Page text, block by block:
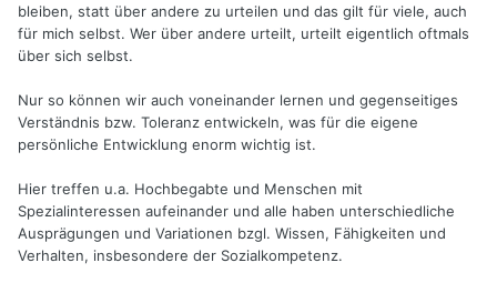
bleiben, statt über andere zu urteilen und das gilt für viele, auch
für mich selbst. Wer über andere urteilt, urteilt eigentlich oftmals
über sich selbst.
Nur so können wir auch voneinander lernen und gegenseitiges
Verständnis bzw. Toleranz entwickeln, was für die eigene
persönliche Entwicklung enorm wichtig ist.
Hier treffen u.a. Hochbegabte und Menschen mit
Spezialinteressen aufeinander und alle haben unterschiedliche
Ausprägungen und Variationen bzgl. Wissen, Fähigkeiten und
Verhalten, insbesondere der Sozialkompetenz.